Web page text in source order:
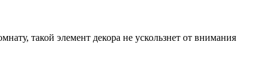
такой элемент декора не ускользнет от внимания